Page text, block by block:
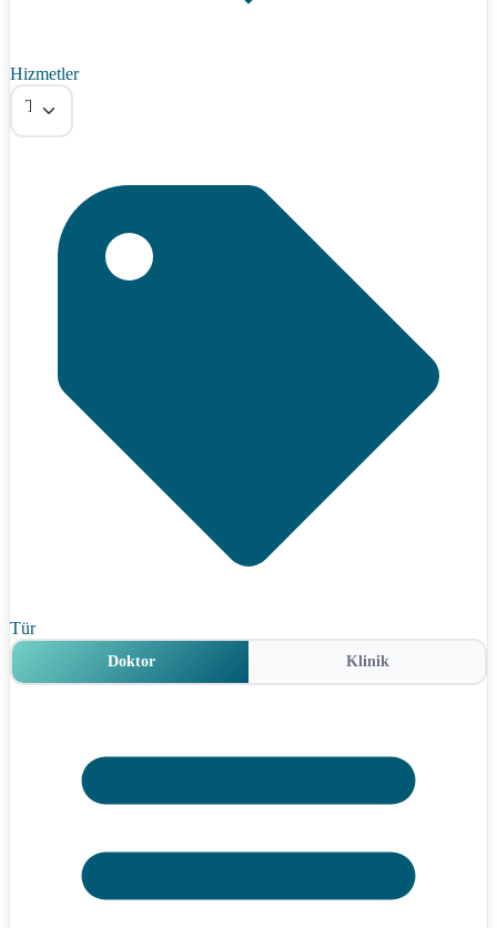
Hizmetler
Tümü
Tür
Doktor Klinik